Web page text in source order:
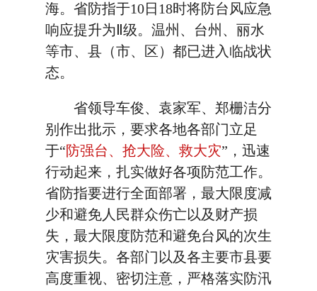
海。省防指于10日18时将防台风应急
响应提升为Ⅱ级。温州、台州、丽水
等市、县（市、区）都已进入临战状
态。
省领导车俊、袁家军、郑栅洁分
别作出批示，要求各地各部门立足
于“防强台、抢大险、救大灾”，迅速
行动起来，扎实做好各项防范工作。
省防指要进行全面部署，最大限度减
少和避免人民群众伤亡以及财产损
失，最大限度防范和避免台风的次生
灾害损失。各部门以及各主要市县要
高度重视、密切注意，严格落实防汛